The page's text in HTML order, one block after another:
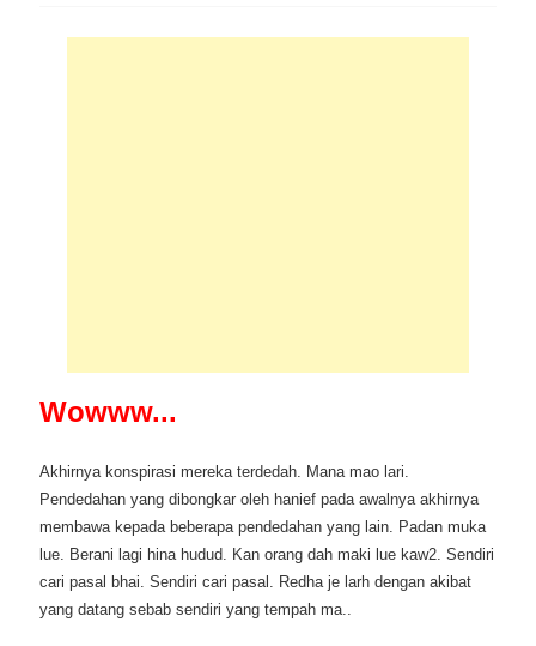
Wowww...
Akhirnya konspirasi mereka terdedah. Mana mao lari.
Pendedahan yang dibongkar oleh hanief pada awalnya akhirnya
membawa kepada beberapa pendedahan yang lain. Padan muka
lue. Berani lagi hina hudud. Kan orang dah maki lue kaw2. Sendiri
cari pasal bhai. Sendiri cari pasal. Redha je larh dengan akibat
yang datang sebab sendiri yang tempah ma..